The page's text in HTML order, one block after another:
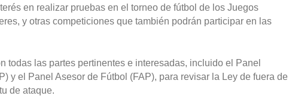
en realizar pruebas en el torneo de fútbol de los Juegos
y otras competiciones que también podrán participar en las
todas las partes pertinentes e interesadas, incluido el Panel
y el Panel Asesor de Fútbol (FAP), para revisar la Ley de fuera de
de ataque.